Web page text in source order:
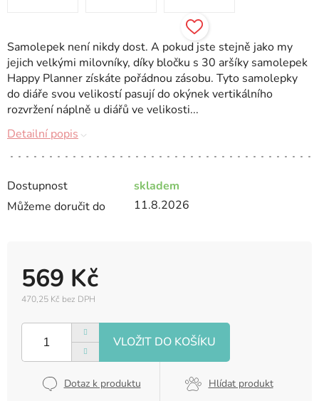
Dostupnost
skladem
Můžeme doručit do
11.8.2026
569 Kč
470,25 Kč bez DPH
cena:
Dotaz k produktu Hlídat produkt
Samolepek není nikdy dost. A pokud jste stejně jako my
jejich velkými milovníky, díky bločku s 30 aršíky samolepek
Happy Planner získáte pořádnou zásobu. Tyto samolepky
do diáře svou velikostí pasují do okýnek vertikálního
rozvržení náplně u diářů ve velikosti...
Detailní popis